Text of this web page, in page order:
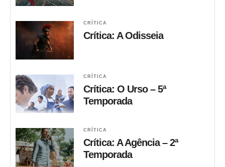
CRÍTICA
Crítica: A Odisseia
CRÍTICA
Crítica: O Urso – 5ª
Temporada
CRÍTICA
Crítica: A Agência – 2ª
Temporada